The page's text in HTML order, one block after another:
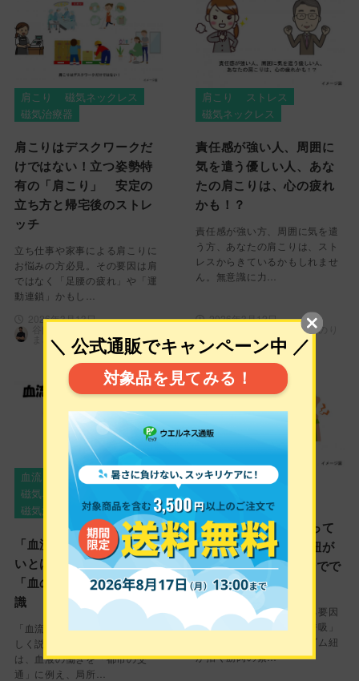
肩こり
磁気ネックレス
磁気治療器
肩こりはデスクワークだ
けではない！立つ姿勢特
有の「肩こり」 安定の
立ち方と帰宅後のストレ
ッチ
立ち仕事や家事による肩こりに
お悩みの方必見。その要因は肩
ではなく「足腰の疲れ」や「運
動連鎖」かもし…
2026年3月13日
まさ）
肩こり
ストレス
磁気ネックレス
責任感が強い人、周囲に
気を遣う優しい人、あな
たの肩こりは、心の疲れ
かも！？
責任感が強い方、周囲に気を遣
う方、あなたの肩こりは、スト
レスからきているかもしれませ
ん。無意識に力…
2026年3月12日
谷口 典正（たにぐち のり
まさ）
血流と血行
磁気ネックレス
磁気治療器
「血流」と「血行」の違
いとは？肩こり対策と
「血のめぐり」の基礎知
識
「血流」と「血行」の違い、正
しく説明できますか？本記事で
は、血液の働きを「都市の交
通」に例え、局所…
肩こり
マスク肩こり
マスク肩こりって知って
いますか？マスクの紐が
招く不調の正体と1分でで
きる簡単アプローチ
マスク生活で首や肩がこる要因
は「耳の引っ張り」と「呼吸」
にあるかもしれません。ゴム紐
が招く筋肉の緊…